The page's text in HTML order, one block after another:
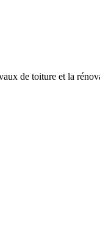
de toiture et la